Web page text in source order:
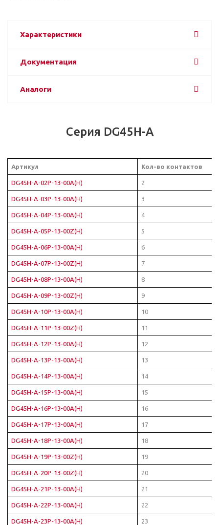
Характеристики
Документация
Аналоги
Серия DG45H-A
Артикул Кол-во контактов
DG45H-A-02P-13-00A(H) 2
DG45H-A-03P-13-00A(H) 3
DG45H-A-04P-13-00A(H) 4
DG45H-A-05P-13-00Z(H) 5
DG45H-A-06P-13-00A(H) 6
DG45H-A-07P-13-00Z(H) 7
DG45H-A-08P-13-00A(H) 8
DG45H-A-09P-13-00Z(H) 9
DG45H-A-10P-13-00A(H) 10
DG45H-A-11P-13-00Z(H) 11
DG45H-A-12P-13-00A(H) 12
DG45H-A-13P-13-00A(H) 13
DG45H-A-14P-13-00A(H) 14
DG45H-A-15P-13-00A(H) 15
DG45H-A-16P-13-00A(H) 16
DG45H-A-17P-13-00A(H) 17
DG45H-A-18P-13-00A(H) 18
DG45H-A-19P-13-00Z(H) 19
DG45H-A-20P-13-00Z(H) 20
DG45H-A-21P-13-00A(H) 21
DG45H-A-22P-13-00A(H) 22
DG45H-A-23P-13-00A(H) 23